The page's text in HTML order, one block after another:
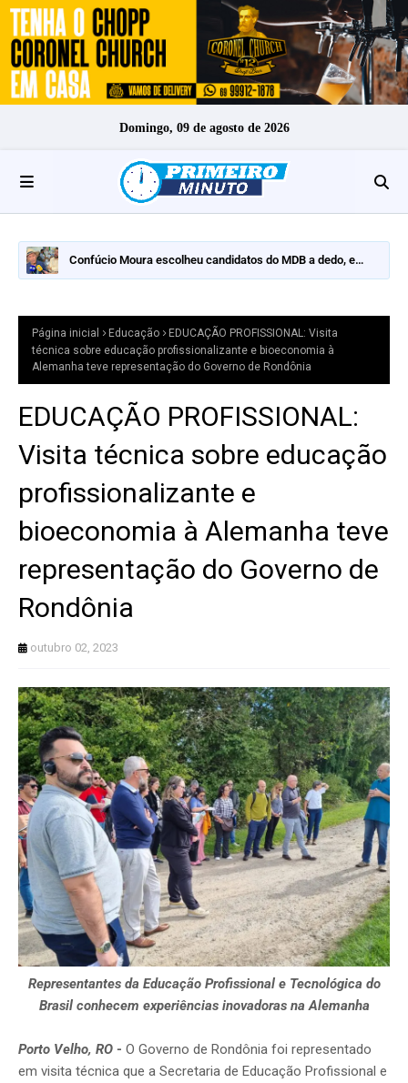
Domingo, 09 de agosto de 2026
Confúcio Moura escolheu candidatos do MDB a dedo, e
Página inicial Educação
EDUCAÇÃO PROFISSIONAL: Visita
técnica sobre educação profissionalizante e bioeconomia à
Alemanha teve representação do Governo de Rondônia
EDUCAÇÃO PROFISSIONAL:
Visita técnica sobre educação
profissionalizante e
bioeconomia à Alemanha teve
representação do Governo de
Rondônia
outubro 02, 2023
Representantes da Educação Profissional e Tecnológica do
Brasil conhecem experiências inovadoras na Alemanha
Porto Velho, RO - O Governo de Rondônia foi representado
em visita técnica que a Secretaria de Educação Profissional e